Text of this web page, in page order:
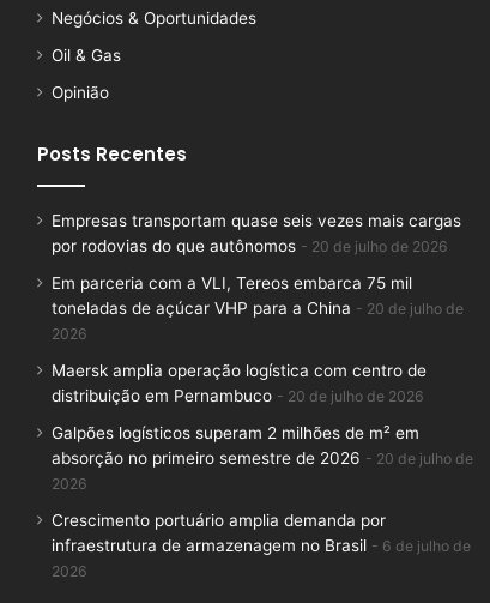
Negócios & Oportunidades
Oil & Gas
Opinião
Posts Recentes
Empresas transportam quase seis vezes mais cargas
por rodovias do que autônomos
20 de julho de 2026
Em parceria com a VLI, Tereos embarca 75 mil
toneladas de açúcar VHP para a China
20 de julho de
2026
Maersk amplia operação logística com centro de
distribuição em Pernambuco
20 de julho de 2026
Galpões logísticos superam 2 milhões de m² em
absorção no primeiro semestre de 2026
20 de julho de
2026
Crescimento portuário amplia demanda por
infraestrutura de armazenagem no Brasil
6 de julho de
2026